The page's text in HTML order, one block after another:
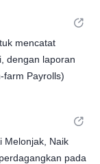
dua kali
mencatat
dengan laporan
farm Payrolls)
Melonjak, Naik
pada